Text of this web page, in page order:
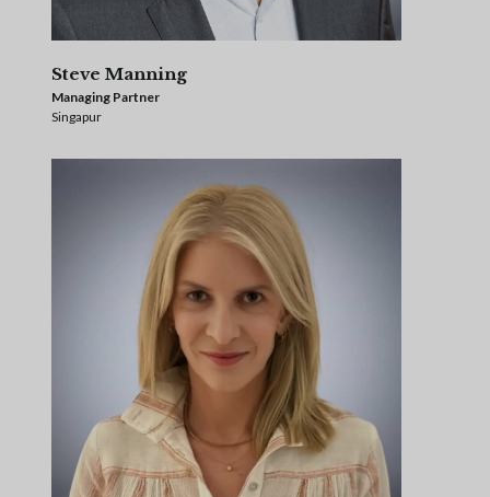
Steve Manning
Managing Partner
Singapur